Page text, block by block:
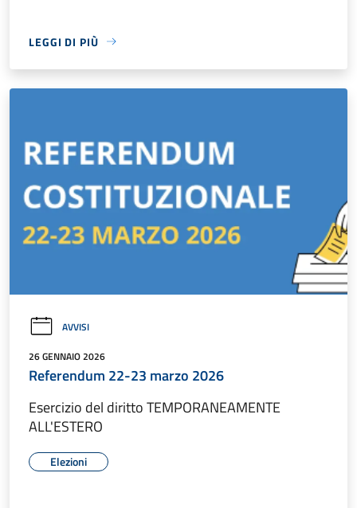
LEGGI DI PIÙ
AVVISI
26 GENNAIO 2026
Referendum 22-23 marzo 2026
Esercizio del diritto TEMPORANEAMENTE
ALL'ESTERO
Elezioni